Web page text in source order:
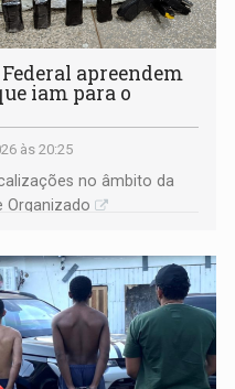
Federal apreendem
iam para o
às 20:25
no âmbito da
Organizado